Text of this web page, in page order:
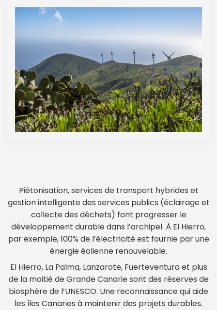
Piétonisation, services de transport hybrides et
gestion intelligente des services publics (éclairage et
collecte des déchets) font progresser le
développement durable dans l’archipel. À El Hierro,
par exemple, 100% de l’électricité est fournie par une
énergie éolienne renouvelable.
El Hierro, La Palma, Lanzarote, Fuerteventura et plus
de la moitié de Grande Canarie sont des réserves de
biosphère de l’UNESCO. Une reconnaissance qui aide
les îles Canaries à maintenir des projets durables.